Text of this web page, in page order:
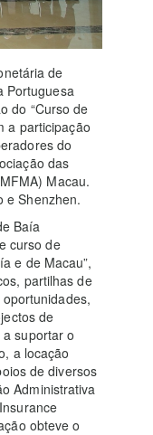
de
Portuguesa
do “Curso de
a participação
do
das
Macau.
e Shenzhen.
Baía
curso de
e de Macau”,
partilhas de
de
suportar o
a locação
de diversos
Administrativa
obteve o